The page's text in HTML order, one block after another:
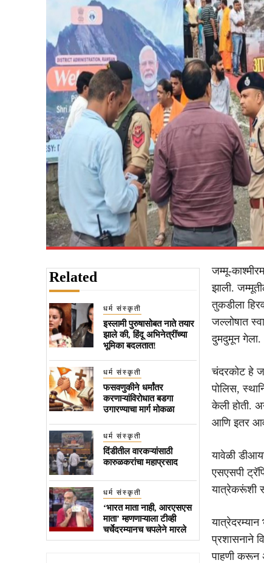
Related
धर्म संस्कृती
इस्लामी पुरुषासोबत नाते तयार
झाले की, हिंदू अभिनेत्रींच्या
भूमिका बदलतात!
धर्म संस्कृती
फसवणुकीने धर्मांतर
करणाऱ्यांविरोधात बडगा
उगारण्याचा मार्ग मोकळा
धर्म संस्कृती
दिंडीतील वारकऱ्यांसाठी
कारुळकरांचा महाप्रसाद
धर्म संस्कृती
‘भारत माता नाही, आरएसएस
माता’ म्हणणाऱ्याला टीव्ही
चर्चेदरम्यानच चपलेने मारले
जम्मू-
झाली.
तुकडीला
जल्लोषात
दुमदुमून गेला.
चंदरकोट हे
पोलिस,
केली होती.
आणि इतर
यावेळी
एसएसपी
यात्रेकरूंशी
प्रशासनाने
पाहणी करून